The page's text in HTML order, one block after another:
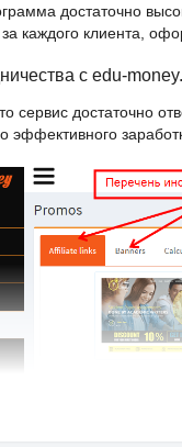
достаточно
каждого клиента,
с edu-
сервис достаточно
эффективного